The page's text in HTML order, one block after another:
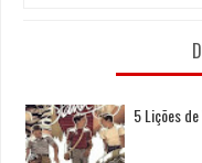
5 Lições